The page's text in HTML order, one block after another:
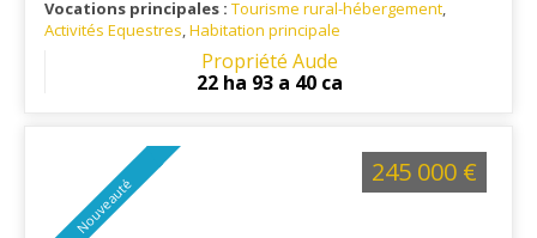
équestres sur 23 ha
Vocations principales : Tourisme rural-hébergement,
Activités Equestres,Habitation principale
: Située dans un environnement naturel
préservé, cette propriété séduira les amateurs de calme, de
grands espaces et d'activités de pleine nature. Les
Propriété Aude
22 ha 93 a 40 ca
Nouveauté
245 000 €